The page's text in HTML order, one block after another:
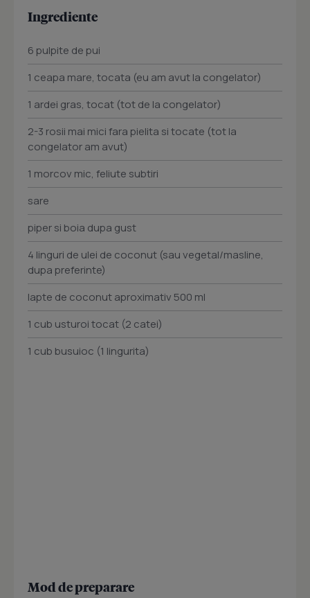
Ingrediente
6 pulpite de pui
1 ceapa mare, tocata (eu am avut la congelator)
1 ardei gras, tocat (tot de la congelator)
2-3 rosii mai mici fara pielita si tocate (tot la
congelator am avut)
1 morcov mic, feliute subtiri
sare
piper si boia dupa gust
4 linguri de ulei de coconut (sau vegetal/masline,
dupa preferinte)
lapte de coconut aproximativ 500 ml
1 cub usturoi tocat (2 catei)
1 cub busuioc (1 lingurita)
Mod de preparare